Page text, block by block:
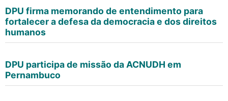
DPU firma memorando de entendimento para
fortalecer a defesa da democracia e dos direitos
humanos
DPU participa de missão da ACNUDH em
Pernambuco